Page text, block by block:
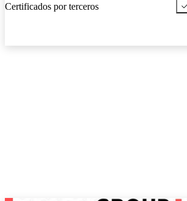
Certificados por terceros